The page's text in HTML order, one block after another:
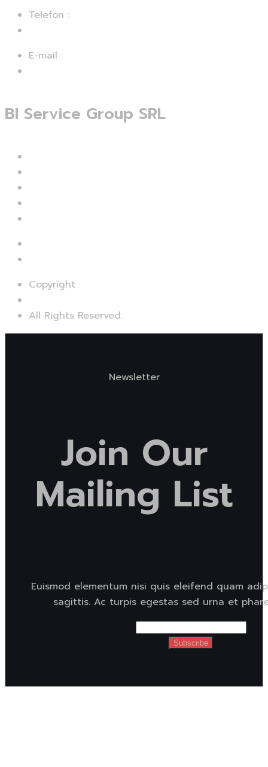
Telefon :
E-mail :
BI Service Group SRL
Copyright
All Rights Reserved.
Newsletter
Join Our
Mailing List
Euismod elementum nisi quis eleifend quam
sagittis. Ac turpis egestas sed urna et
Subscribe